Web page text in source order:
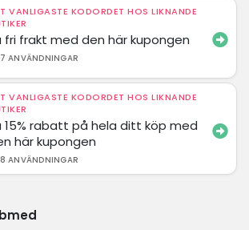
VANLIGASTE KODORDET HOS LIKNANDE
fri frakt med den här kupongen
ANVÄNDNINGAR
VANLIGASTE KODORDET HOS LIKNANDE
15% rabatt på hela ditt köp med
här kupongen
ANVÄNDNINGAR